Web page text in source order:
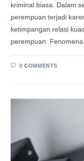
kriminal biasa. Dalam
perempuan terjadi
ketimpangan relasi
perempuan. Fenomena
0 COMMENTS